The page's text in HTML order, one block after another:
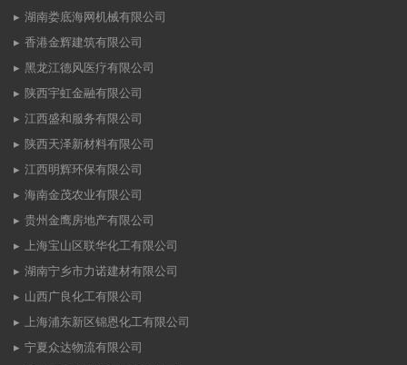
湖南娄底海网机械有限公司
香港金辉建筑有限公司
黑龙江德风医疗有限公司
陕西宇虹金融有限公司
江西盛和服务有限公司
陕西天泽新材料有限公司
江西明辉环保有限公司
海南金茂农业有限公司
贵州金鹰房地产有限公司
上海宝山区联华化工有限公司
湖南宁乡市力诺建材有限公司
山西广良化工有限公司
上海浦东新区锦恩化工有限公司
宁夏众达物流有限公司